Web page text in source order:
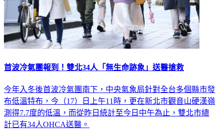
首波冷氣團報到！雙北34人「無生命跡象」送醫搶救
今年入冬後首波冷氣團南下，中央氣象局針對全台多個縣市發
布低溫特布，今（17）日上午11時，更在新北市觀音山硬漢嶺
測得7.7度的低溫，而從昨日統計至今日中午為止，雙北市總
計已有34人OHCA送醫。